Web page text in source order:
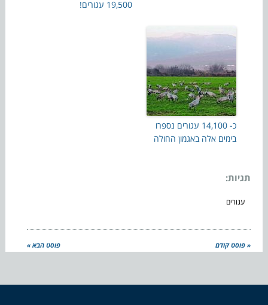
19,500 עגורים!
כ- 14,100 עגורים נספרו
בימים אלה באגמון החולה
תגיות:
עגורים
« פוסט קודם פוסט הבא »